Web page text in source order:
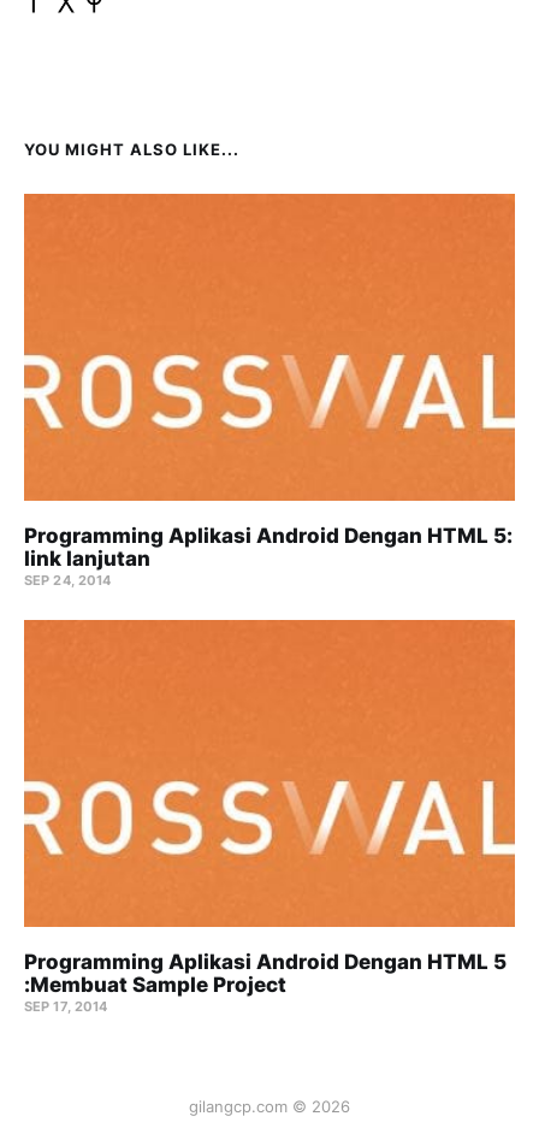
YOU MIGHT ALSO LIKE...
Programming Aplikasi Android Dengan HTML 5:
link lanjutan
SEP 24, 2014
Programming Aplikasi Android Dengan HTML 5
:Membuat Sample Project
SEP 17, 2014
gilangcp.com © 2026